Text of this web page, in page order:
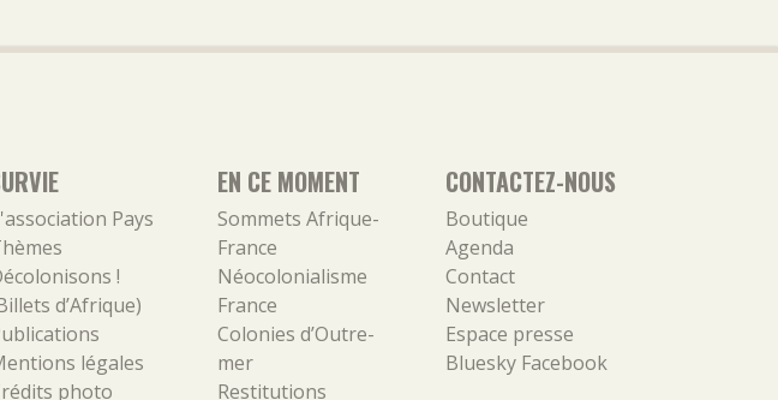
Pays
!
d’Afrique)
légales
photo
EN CE MOMENT
Sommets Afrique-
France
Néocolonialisme
France
Colonies d’Outre-
mer
Restitutions
CONTACTEZ-NOUS
Boutique
Agenda
Contact
Newsletter
Espace presse
Bluesky Facebook